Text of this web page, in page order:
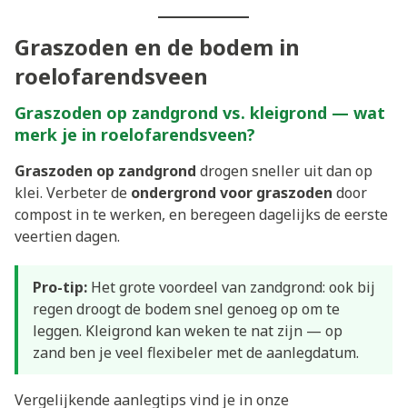
Graszoden en de bodem in
roelofarendsveen
Graszoden op zandgrond vs. kleigrond — wat
merk je in roelofarendsveen?
Graszoden op zandgrond drogen sneller uit dan op
klei. Verbeter de ondergrond voor graszoden door
compost in te werken, en beregeen dagelijks de eerste
veertien dagen.
Pro-tip: Het grote voordeel van zandgrond: ook bij
regen droogt de bodem snel genoeg op om te
leggen. Kleigrond kan weken te nat zijn — op
zand ben je veel flexibeler met de aanlegdatum.
Vergelijkende aanlegtips vind je in onze